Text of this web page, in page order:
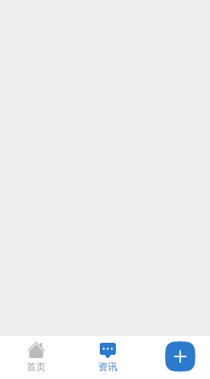
首页 资讯